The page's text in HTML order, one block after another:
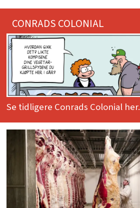
CONRADS COLONIAL
Se tidligere Conrads Colonial her.